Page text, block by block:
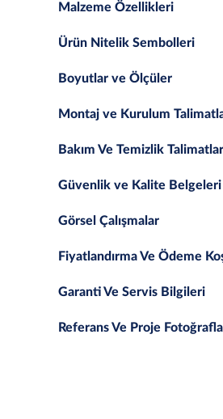
Malzeme Özellikleri
Ürün Nitelik Sembolleri
Boyutlar ve Ölçüler
Montaj ve Kurulum
Bakım Ve Temizlik
Güvenlik ve Kalite Belgeleri
Görsel Çalışmalar
Fiyatlandırma Ve Ödeme
Garanti Ve Servis Bilgileri
Referans Ve Proje